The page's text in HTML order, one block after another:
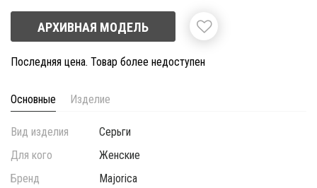
АРХИВНАЯ МОДЕЛЬ
Последняя цена. Товар более недоступен
Основные Изделие
Вид изделия
Серьги
Для кого
Женские
Бренд
Majorica